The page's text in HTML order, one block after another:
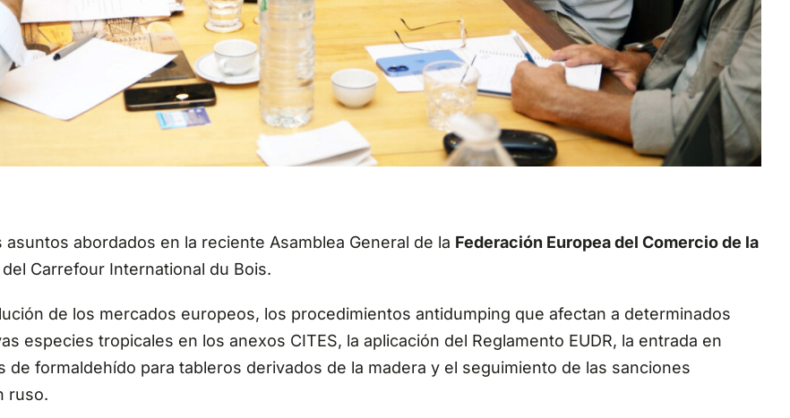
abordados en la reciente Asamblea General de la Federación Europea del Comercio de la
Carrefour International du Bois.
de los mercados europeos, los procedimientos antidumping que afectan a determinados
especies tropicales en los anexos CITES, la aplicación del Reglamento EUDR, la entrada en
formaldehído para tableros derivados de la madera y el seguimiento de las sanciones
ruso.